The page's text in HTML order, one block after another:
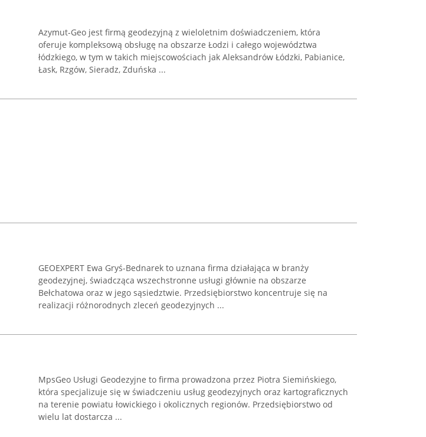
Azymut-Geo jest firmą geodezyjną z wieloletnim doświadczeniem, która
oferuje kompleksową obsługę na obszarze Łodzi i całego województwa
łódzkiego, w tym w takich miejscowościach jak Aleksandrów Łódzki, Pabianice,
Łask, Rzgów, Sieradz, Zduńska ...
GEOEXPERT Ewa Gryś-Bednarek to uznana firma działająca w branży
geodezyjnej, świadcząca wszechstronne usługi głównie na obszarze
Bełchatowa oraz w jego sąsiedztwie. Przedsiębiorstwo koncentruje się na
realizacji różnorodnych zleceń geodezyjnych ...
MpsGeo Usługi Geodezyjne to firma prowadzona przez Piotra Siemińskiego,
która specjalizuje się w świadczeniu usług geodezyjnych oraz kartograficznych
na terenie powiatu łowickiego i okolicznych regionów. Przedsiębiorstwo od
wielu lat dostarcza ...